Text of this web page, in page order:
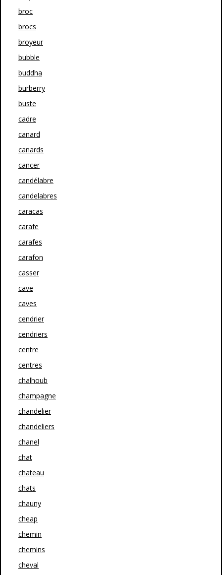
broc
brocs
broyeur
bubble
buddha
burberry
buste
cadre
canard
canards
cancer
candélabre
candelabres
caracas
carafe
carafes
carafon
casser
cave
caves
cendrier
cendriers
centre
centres
chalhoub
champagne
chandelier
chandeliers
chanel
chat
chateau
chats
chauny
cheap
chemin
chemins
cheval